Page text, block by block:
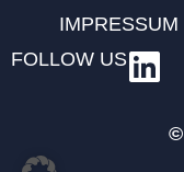
IMPRESSUM
FOLLOW US
©